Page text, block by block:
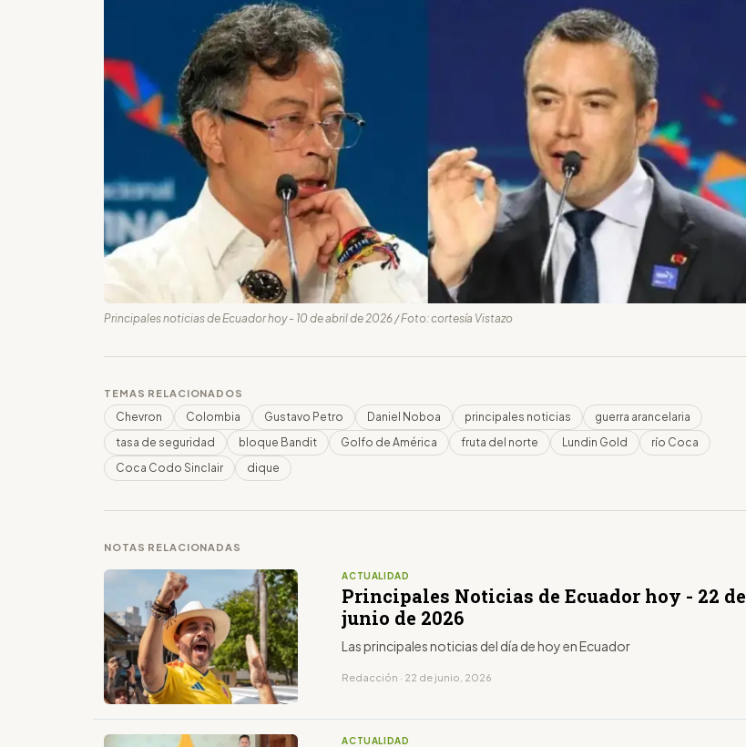
Principales noticias de Ecuador hoy - 10 de abril de 2026 / Foto: cortesía Vistazo
TEMAS RELACIONADOS
Chevron Colombia Gustavo Petro Daniel Noboa principales noticias
guerra arancelaria
tasa de seguridad
bloque Bandit Golfo de América fruta del norte Lundin Gold
río Coca
Coca Codo Sinclair
dique
NOTAS RELACIONADAS
ACTUALIDAD
Principales Noticias de Ecuador hoy - 22 de
junio de 2026
Las principales noticias del día de hoy en Ecuador
Redacción · 22 de junio, 2026
ACTUALIDAD